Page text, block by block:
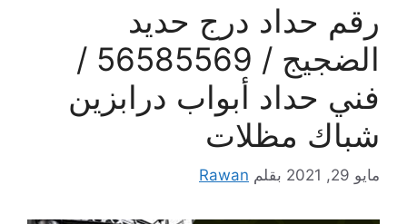
رقم حداد درج حديد
الضجيج / 56585569 /
فني حداد أبواب درابزين
شباك مظلات
مايو 29, 2021 بقلم Rawan